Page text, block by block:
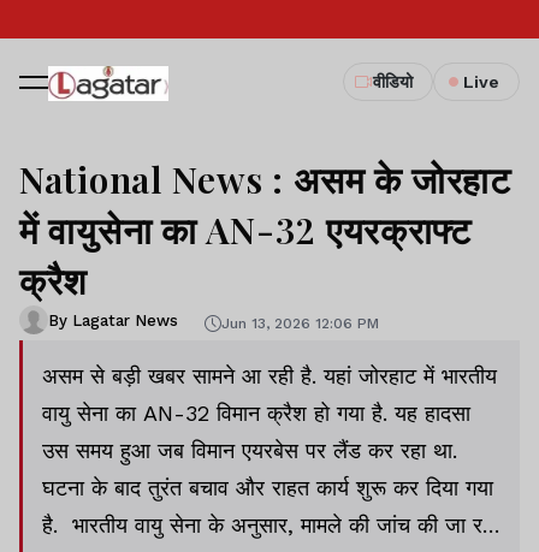
वीडियो Live
National News : असम के जोरहाट
में वायुसेना का AN-32 एयरक्राफ्ट
क्रैश
By Lagatar News Jun 13, 2026 12:06 PM
असम से बड़ी खबर सामने आ रही है. यहां जोरहाट में भारतीय
वायु सेना का AN-32 विमान क्रैश हो गया है. यह हादसा
उस समय हुआ जब विमान एयरबेस पर लैंड कर रहा था.
घटना के बाद तुरंत बचाव और राहत कार्य शुरू कर दिया गया
है. भारतीय वायु सेना के अनुसार, मामले की जांच की जा रही